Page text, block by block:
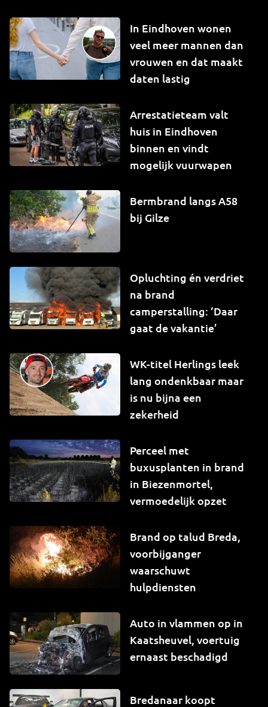
In Eindhoven wonen
veel meer mannen dan
vrouwen en dat maakt
daten lastig
Arrestatieteam valt
huis in Eindhoven
binnen en vindt
mogelijk vuurwapen
Bermbrand langs A58
bij Gilze
Opluchting én verdriet
na brand
camperstalling: ‘Daar
gaat de vakantie’
WK-titel Herlings leek
lang ondenkbaar maar
is nu bijna een
zekerheid
Perceel met
buxusplanten in brand
in Biezenmortel,
vermoedelijk opzet
Brand op talud Breda,
voorbijganger
waarschuwt
hulpdiensten
Auto in vlammen op in
Kaatsheuvel, voertuig
ernaast beschadigd
Bredanaar koopt